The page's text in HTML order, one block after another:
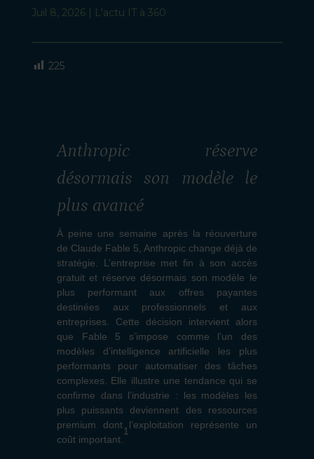
Juil 8, 2026| L'actu IT à 360
225
Anthropic réserve
désormais son modèle le
plus avancé
À peine une semaine après la réouverture
de Claude Fable 5, Anthropic change déjà de
stratégie. L’entreprise met fin à son accès
gratuit et réserve désormais son modèle le
plus performant aux offres payantes
destinées aux professionnels et aux
entreprises. Cette décision intervient alors
que Fable 5 s’impose comme l’un des
modèles d’intelligence artificielle les plus
performants pour automatiser des tâches
complexes. Elle illustre une tendance qui se
confirme dans l’industrie : les modèles les
plus puissants deviennent des ressources
premium dont l’exploitation représente un
coût important.
1